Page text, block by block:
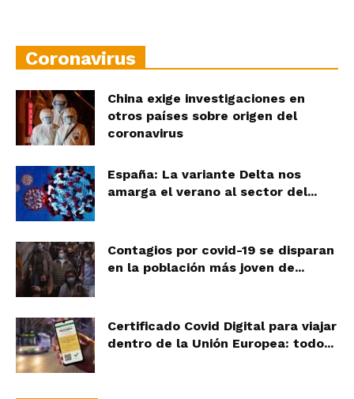
Coronavirus
China exige investigaciones en
otros países sobre origen del
coronavirus
España: La variante Delta nos
amarga el verano al sector del...
Contagios por covid-19 se disparan
en la población más joven de...
Certificado Covid Digital para viajar
dentro de la Unión Europea: todo...